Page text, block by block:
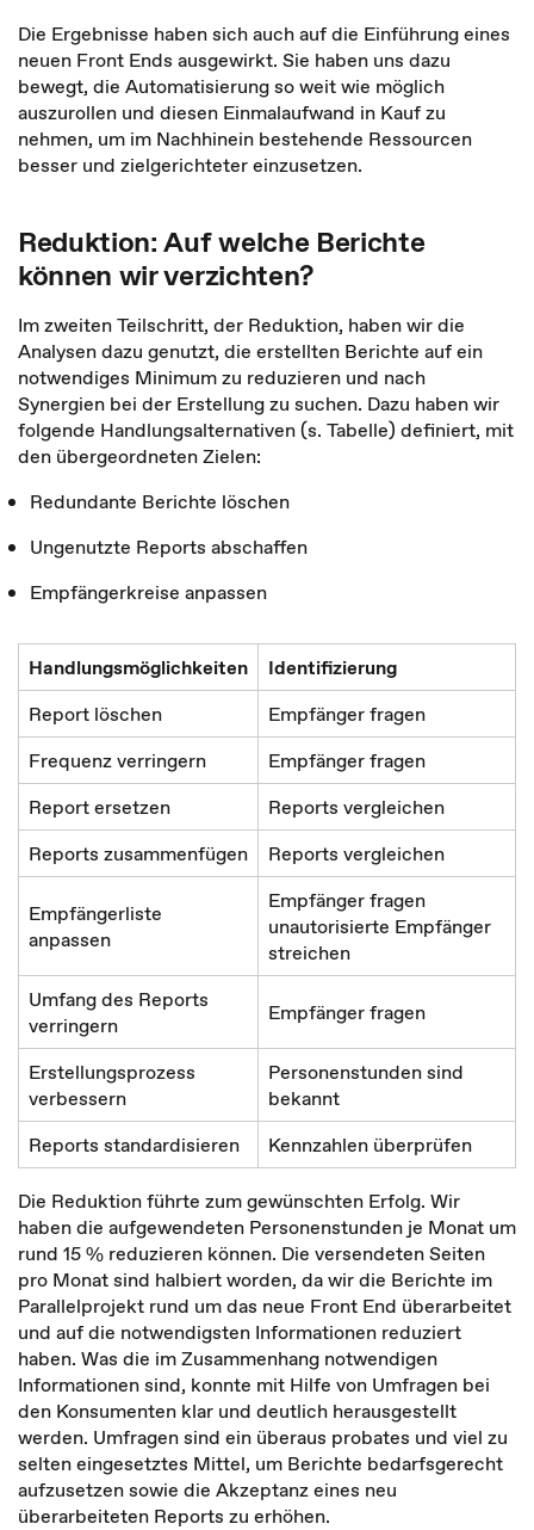
Die Ergebnisse haben sich auch auf die Einführung eines
neuen Front Ends ausgewirkt. Sie haben uns dazu
bewegt, die Automatisierung so weit wie möglich
auszurollen und diesen Einmalaufwand in Kauf zu
nehmen, um im Nachhinein bestehende Ressourcen
besser und zielgerichteter einzusetzen.
Reduktion: Auf welche Berichte
können wir verzichten?
Im zweiten Teilschritt, der Reduktion, haben wir die
Analysen dazu genutzt, die erstellten Berichte auf ein
notwendiges Minimum zu reduzieren und nach
Synergien bei der Erstellung zu suchen. Dazu haben wir
folgende Handlungsalternativen (s. Tabelle) definiert, mit
den übergeordneten Zielen:
Redundante Berichte löschen
Ungenutzte Reports abschaffen
Empfängerkreise anpassen
Handlungsmöglichkeiten
Identifizierung
Report löschen
Empfänger fragen
Frequenz verringern
Empfänger fragen
Report ersetzen
Reports vergleichen
Reports zusammenfügen
Reports vergleichen
Empfängerliste
anpassen
Empfänger fragen
unautorisierte Empfänger
streichen
Umfang des Reports
verringern
Empfänger fragen
Erstellungsprozess
verbessern
Personenstunden sind
bekannt
Reports standardisieren
Kennzahlen überprüfen
Die Reduktion führte zum gewünschten Erfolg. Wir
haben die aufgewendeten Personenstunden je Monat um
rund 15 % reduzieren können. Die versendeten Seiten
pro Monat sind halbiert worden, da wir die Berichte im
Parallelprojekt rund um das neue Front End überarbeitet
und auf die notwendigsten Informationen reduziert
haben. Was die im Zusammenhang notwendigen
Informationen sind, konnte mit Hilfe von Umfragen bei
den Konsumenten klar und deutlich herausgestellt
werden. Umfragen sind ein überaus probates und viel zu
selten eingesetztes Mittel, um Berichte bedarfsgerecht
aufzusetzen sowie die Akzeptanz eines neu
überarbeiteten Reports zu erhöhen.